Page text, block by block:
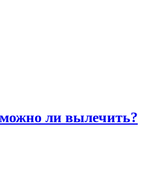
ли вылечить?